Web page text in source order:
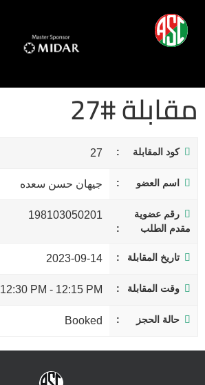
مقابلة #27
كود المقابلة 27
اسم العضو جيهان حسن سعده
رقم عضوية
مقدم الطلب
198103050201
تاريخ المقابلة 2023-09-14
وقت المقابلة 12:15 PM
-
12:30 PM
حالة الحجز Booked